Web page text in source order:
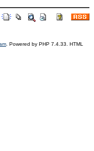
. Powered by PHP 7.4.33. HTML